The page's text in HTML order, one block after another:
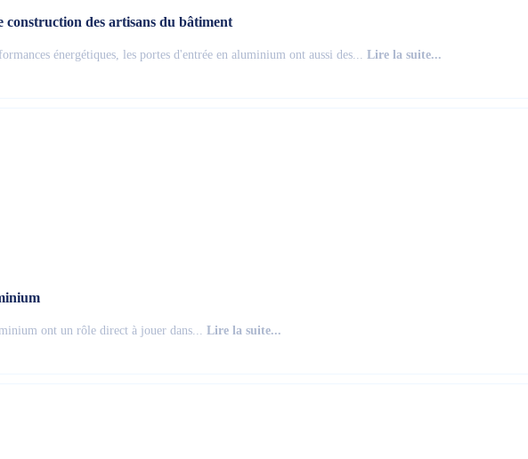
des artisans du bâtiment
énergétiques, les portes d'entrée en aluminium ont aussi des... Lire la suite...
ont un rôle direct à jouer dans... Lire la suite...